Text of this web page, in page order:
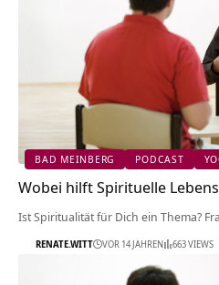
BAD MEINBERG PODCAST
Wobei hilft Spirituelle
Ist Spiritualität für Dich ein Thema?
RENATE.WITT VOR 14 JAHREN 663 VIEWS